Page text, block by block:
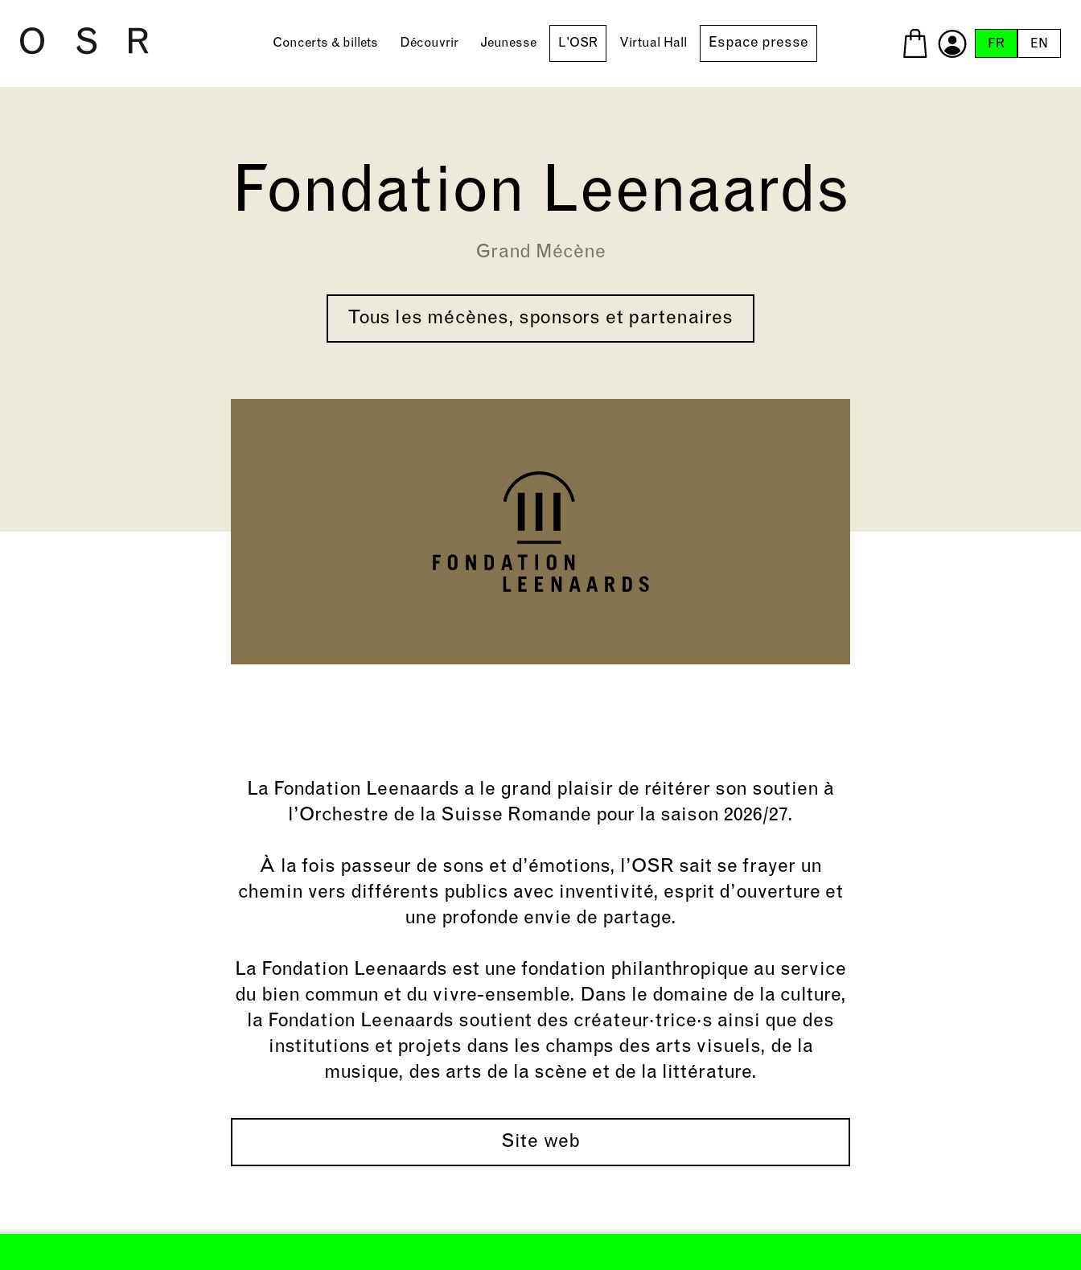
Concerts & billets Découvrir Jeunesse L'OSR Virtual Hall Espace presse FR EN
Fondation Leenaards
Grand Mécène
Tous les mécènes, sponsors et partenaires
La Fondation Leenaards a le grand plaisir de réitérer son soutien à
l’Orchestre de la Suisse Romande pour la saison 2026/27.
À la fois passeur de sons et d’émotions, l’OSR sait se frayer un
chemin vers différents publics avec inventivité, esprit d’ouverture et
une profonde envie de partage.
La Fondation Leenaards est une fondation philanthropique au service
du bien commun et du vivre-ensemble. Dans le domaine de la culture,
la Fondation Leenaards soutient des créateur·trice·s ainsi que des
institutions et projets dans les champs des arts visuels, de la
musique, des arts de la scène et de la littérature.
Site web